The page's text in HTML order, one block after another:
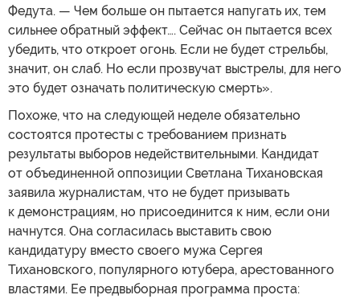
Федута. — Чем больше он пытается напугать их, тем
сильнее обратный эффект…. Сейчас он пытается всех
убедить, что откроет огонь. Если не будет стрельбы,
значит, он слаб. Но если прозвучат выстрелы, для него
это будет означать политическую смерть».
Похоже, что на следующей неделе обязательно
состоятся протесты с требованием признать
результаты выборов недействительными. Кандидат
от объединенной оппозиции Светлана Тихановская
заявила журналистам, что не будет призывать
к демонстрациям, но присоединится к ним, если они
начнутся. Она согласилась выставить свою
кандидатуру вместо своего мужа Сергея
Тихановского, популярного ютубера, арестованного
властями. Ее предвыборная программа проста: